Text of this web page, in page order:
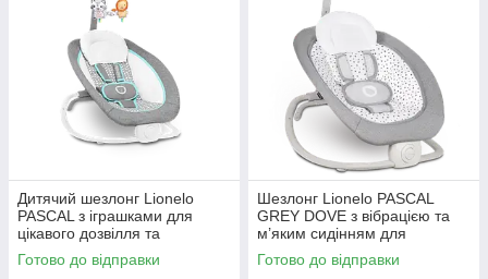
Дитячий шезлонг Lionelo
PASCAL з іграшками для
цікавого дозвілля та
спокійного відпочинку
немовляти вдома у затишку
Готово до відправки
Шезлонг Lionelo PASCAL
GREY DOVE з вібрацією та
м’яким сидінням для
безпечного відпочинку
дитини вдома з народження
Готово до відправки